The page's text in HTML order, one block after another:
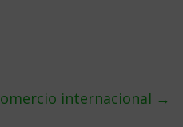
internacional →